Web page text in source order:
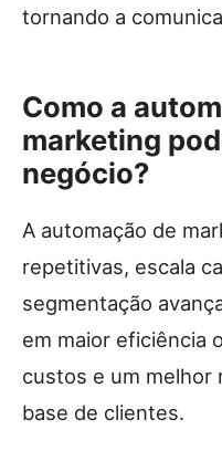
tornando a
Como a
marketing
negócio?
A automação de
repetitivas, escala
segmentação
em maior eficiência
custos e um melhor
base de clientes.